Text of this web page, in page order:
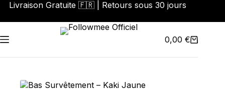
Livraison Gratuite 🇫🇷 | Retours sous 30 jours
0,00€